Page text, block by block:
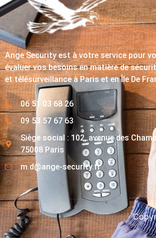
Ange Security est à votre service pour
évaluer vos besoins en matière de
et télésurveillance à Paris et en Île De
06 51 03 68 26
09 53 57 67 63
Siège social : 102, avenue des
75008 Paris
m.d@ange-security.fr